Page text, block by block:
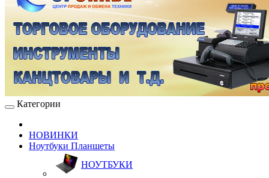
Категории
НОВИНКИ
Ноутбуки Планшеты
НОУТБУКИ